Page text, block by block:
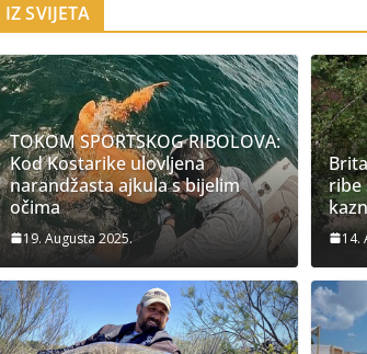
IZ SVIJETA
TOKOM SPORTSKOG RIBOLOVA:
Kod Kostarike ulovljena
narandžasta ajkula s bijelim
očima
19. Augusta 2025.
ribe
14.